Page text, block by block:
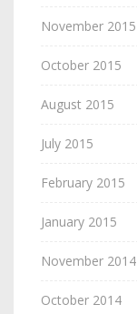
November 2015
October 2015
August 2015
July 2015
February 2015
January 2015
November 2014
October 2014